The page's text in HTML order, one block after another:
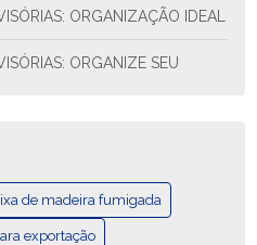
ORGANIZAÇÃO IDEAL
de madeira fumigada
exportação